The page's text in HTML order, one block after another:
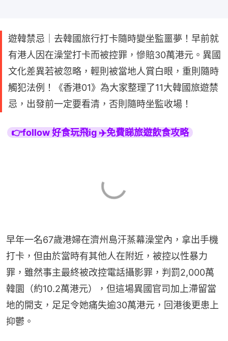
遊韓禁忌｜去韓國旅行打卡隨時變坐監噩夢！早前就
有港人因在澡堂打卡而被控罪，慘賠30萬港元。異國
文化差異若被忽略，輕則被當地人賞白眼，重則隨時
觸犯法例！《香港01》為大家整理了11大韓國旅遊禁
忌，出發前一定要看清，否則隨時坐監收場！
👉follow 好食玩飛ig ✈️免費睇旅遊飲食攻略
早年一名67歲港婦在濟州島汗蒸幕澡堂內，拿出手機
打卡，但由於當時有其他人在附近，被控以性暴力
罪，雖然事主最終被改控電話攝影罪，判罰2,000萬
韓圜（約10.2萬港元），但這場異國官司加上滯留當
地的開支，足足令她痛失逾30萬港元，回港後更患上
抑鬱。